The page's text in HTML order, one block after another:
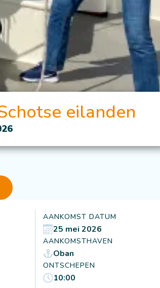
eilanden
AANKOMST DATUM
25 mei 2026
AANKOMSTHAVEN
Oban
ONTSCHEPEN
10:00